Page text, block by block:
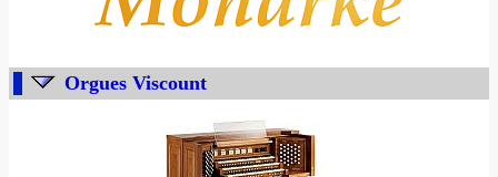
Orgues Viscount